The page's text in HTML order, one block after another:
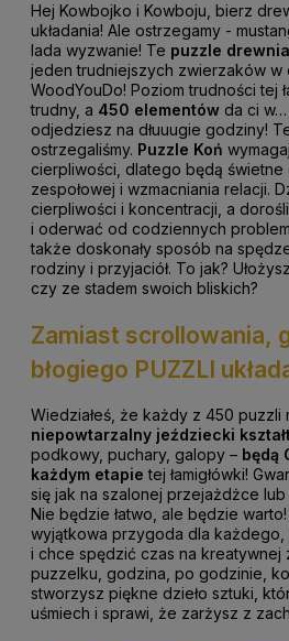
Hej Kowbojko i Kowboju, bierz
układania! Ale ostrzegamy -
lada wyzwanie! Te puzzle
jeden trudniejszych zwierzaków w
WoodYouDo! Poziom trudności tej
trudny, a 450 elementów da ci
odjedziesz na dłuuugie godziny!
ostrzegaliśmy. Puzzle Koń
cierpliwości, dlatego będą
zespołowej i wzmacniania relacji.
cierpliwości i koncentracji, a
i oderwać od codziennych
także doskonały sposób na
rodziny i przyjaciół. To jak? Ułożysz
czy ze stadem swoich bliskich?
Zamiast scrollowania,
błogiego PUZZLI
Wiedziałeś, że każdy z 450 puzzli
niepowtarzalny jeździecki
podkowy, puchary, galopy – będą
każdym etapie tej łamigłówki!
się jak na szalonej przejażdżce
Nie będzie łatwo, ale będzie warto!
wyjątkowa przygoda dla
i chce spędzić czas na kreatywnej
puzzelku, godzina, po godzinie,
stworzysz piękne dzieło sztuki,
uśmiech i sprawi, że zarżysz z